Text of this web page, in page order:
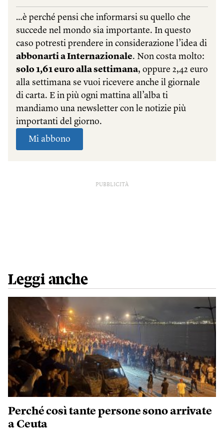
PUBBLICITÀ
Leggi anche
Perché così tante persone sono arrivate
a Ceuta